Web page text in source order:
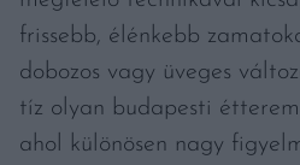
frissebb, élénkebb
dobozos vagy üveges
tíz olyan budapesti étterem
ahol különösen nagy